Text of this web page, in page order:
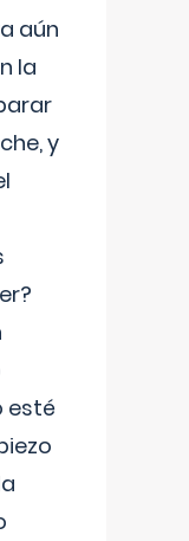
aún
la
y
esté